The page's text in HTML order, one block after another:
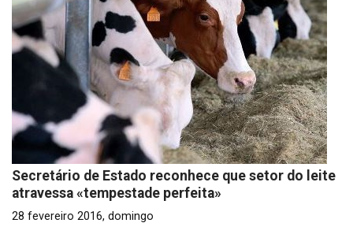
Secretário de Estado reconhece que setor do leite
atravessa «tempestade perfeita»
28 fevereiro 2016, domingo